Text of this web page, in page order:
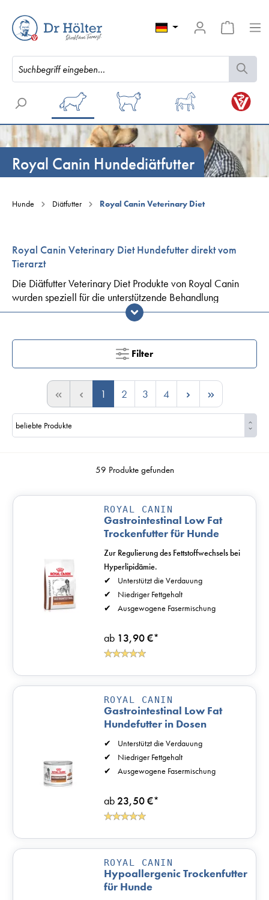
Royal Canin Hundediätfutter
Hunde Diätfutter Royal Canin Veterinary Diet
Royal Canin Veterinary Diet Hundefutter direkt vom
Tierarzt
Die Diätfutter Veterinary Diet Produkte von Royal Canin
wurden speziell für die unterstützende Behandlung
bestimmter Krankheiten entwickelt und Sie erhalten sie
Royal Canin Veterinary Diet Diätfutter Produkte sind
Alleinfuttermittel. Sie enthalten alles, was Ihr Hund für eine
Royal Canin Veterinary Diet Hundefutter sollte nur
nach Rücksprache mit dem behandelnden Tierarzt
gefüttert werden. Bei Fragen sprechen Sie uns gern an.
Filter
1 2 3 4
59 Produkte gefunden
ROYAL CANIN
Gastrointestinal Low Fat
Trockenfutter für Hunde
ab 13,90 €*
Zur Regulierung des Fettstoffwechsels bei
Hyperlipidämie.
Unterstützt die Verdauung
Niedriger Fettgehalt
Ausgewogene Fasermischung
ROYAL CANIN
Gastrointestinal Low Fat
Hundefutter in Dosen
ab 23,50 €*
Unterstützt die Verdauung
Niedriger Fettgehalt
Ausgewogene Fasermischung
ROYAL CANIN
Hypoallergenic Trockenfutter
für Hunde